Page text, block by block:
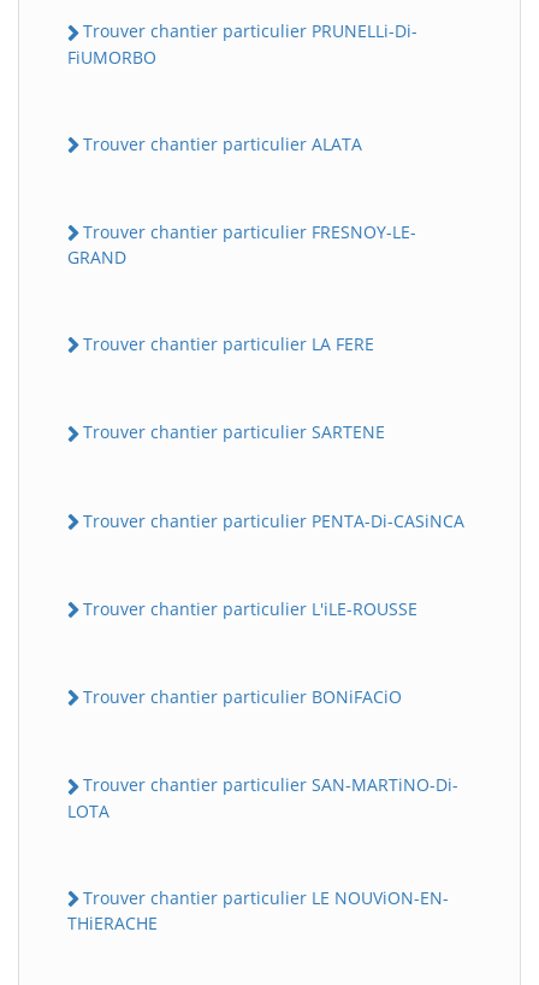
Trouver chantier particulier PRUNELLi-Di-
FiUMORBO
Trouver chantier particulier ALATA
Trouver chantier particulier FRESNOY-LE-
GRAND
Trouver chantier particulier LA FERE
Trouver chantier particulier SARTENE
Trouver chantier particulier PENTA-Di-CASiNCA
Trouver chantier particulier L'iLE-ROUSSE
Trouver chantier particulier BONiFACiO
Trouver chantier particulier SAN-MARTiNO-Di-
LOTA
Trouver chantier particulier LE NOUViON-EN-
THiERACHE